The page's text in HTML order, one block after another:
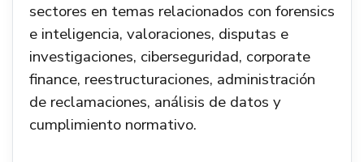
sectores en temas relacionados con forensics
e inteligencia, valoraciones, disputas e
investigaciones, ciberseguridad, corporate
finance, reestructuraciones, administración
de reclamaciones, análisis de datos y
cumplimiento normativo.